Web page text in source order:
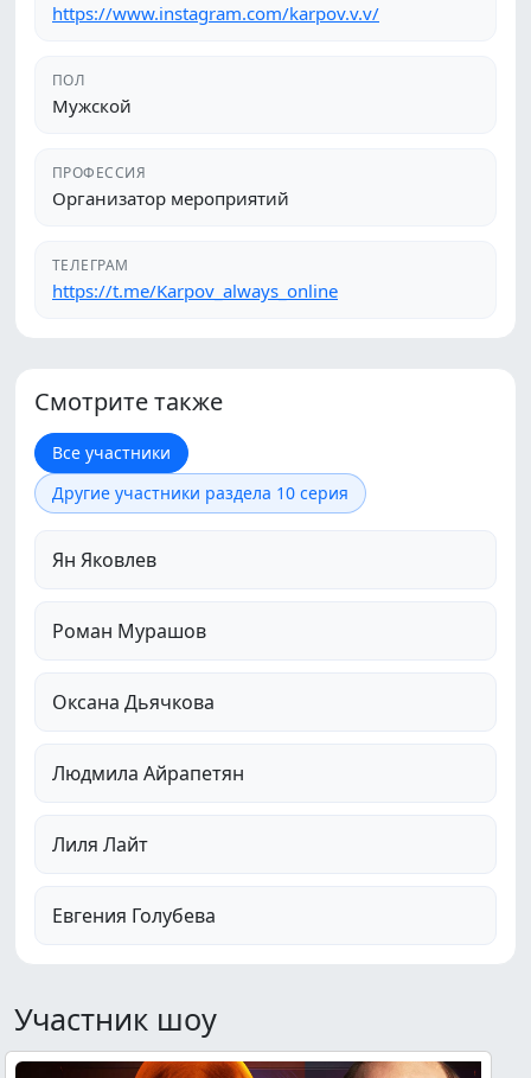
https://www.instagram.com/karpov.v.v/
ПОЛ
Мужской
ПРОФЕССИЯ
Организатор мероприятий
ТЕЛЕГРАМ
https://t.me/Karpov_always_online
Смотрите также
Все участники
Другие участники раздела 10 серия
Ян Яковлев
Роман Мурашов
Оксана Дьячкова
Людмила Айрапетян
Лиля Лайт
Евгения Голубева
Участник шоу